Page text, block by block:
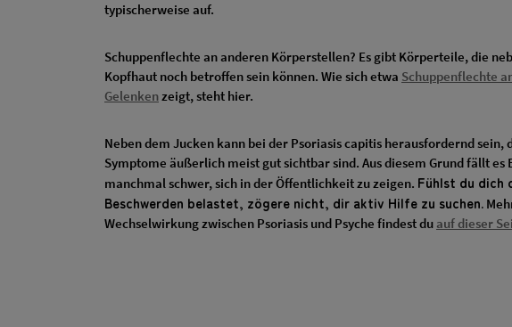
typischerweise auf.
Schuppenflechte an anderen Körperstellen? Es gibt Körperteile, die
Kopfhaut noch betroffen sein können. Wie sich etwa Schuppenflechte
Gelenkenzeigt, steht hier.
Neben dem Jucken kann bei der Psoriasis capitis herausfordernd sein,
Symptome äußerlich meist gut sichtbar sind. Aus diesem Grund fällt es
manchmal schwer, sich in der Öffentlichkeit zu zeigen. Fühlst du dich
Beschwerden belastet, zögere nicht, dir aktiv Hilfe zu suchen.
Wechselwirkung zwischen Psoriasis und Psyche findest du auf dieser